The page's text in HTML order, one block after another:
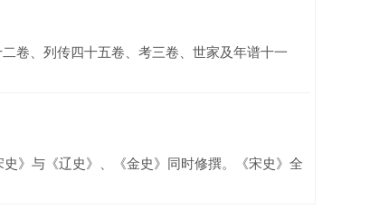
卷、列传四十五卷、考三卷、世家及年谱十一
》与《辽史》、《金史》同时修撰。《宋史》全